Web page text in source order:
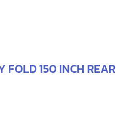
150 INCH REAR